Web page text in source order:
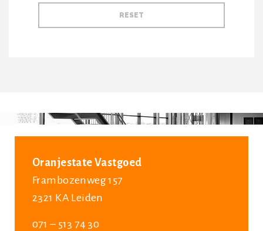
Oranjestate Vastgoed
Frambozenweg 157
2321 KA Leiden
071 – 513 74 30